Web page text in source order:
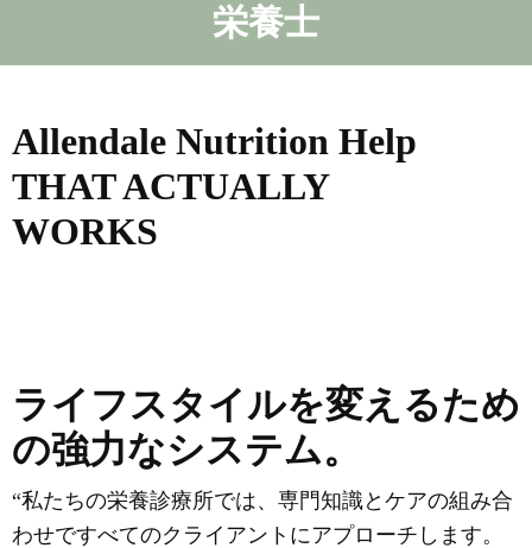
栄養士
Allendale Nutrition Help
THAT ACTUALLY
WORKS
ライフスタイルを変えるため
の強力なシステム。
“私たちの栄養診療所では、専門知識とケアの組み合
わせですべてのクライアントにアプローチします。